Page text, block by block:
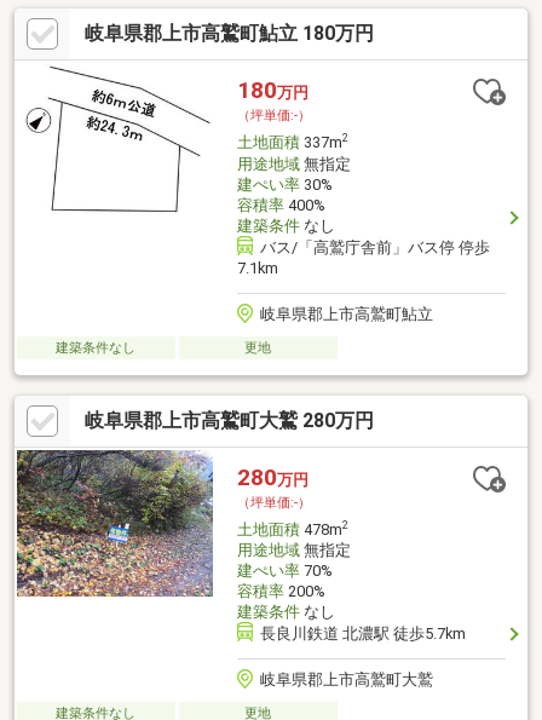
濃善不動産です！岐阜を知っている岐阜の不動産エキスパート！
土地探しも住まい探しも建築も不動産のことならお任せ下さい。
■売買保有物件1000件以上！
岐阜県郡上市高鷲町鮎立 180万円
180万円
（坪単価:-）
土地面積337m2
用途地域無指定
建ぺい率30%
容積率400%
建築条件なし
バス/「高鷲庁舎前」バス停 停歩
7.1km
岐阜県郡上市高鷲町鮎立
建築条件なし 更地
岐阜県郡上市高鷲町大鷲 280万円
280万円
（坪単価:-）
土地面積478m2
用途地域無指定
建ぺい率70%
容積率200%
建築条件なし
長良川鉄道 北濃駅 徒歩5.7km
岐阜県郡上市高鷲町大鷲
建築条件なし 更地